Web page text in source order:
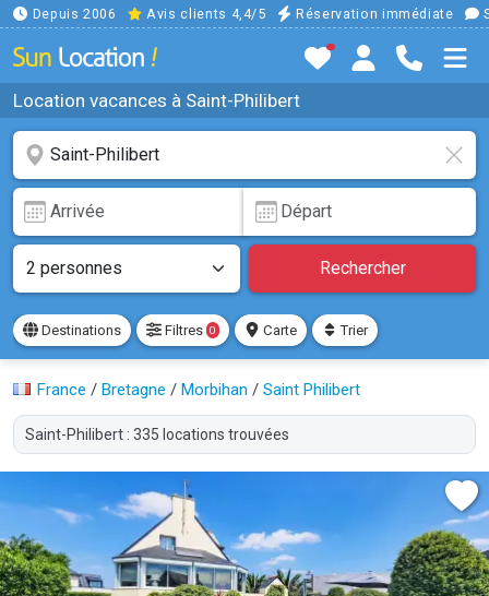
Depuis 2006 Avis clients 4,4/5 Réservation immédiate
Location vacances à Saint-Philibert
Rechercher
Destinations Filtres 0 Carte Trier
France / Bretagne / Morbihan / Saint Philibert
Saint-Philibert : 335 locations trouvées